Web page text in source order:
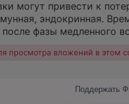
могут привести к
эндокринная.
фазы медленного
просмотра вложений в этом
Поддержать